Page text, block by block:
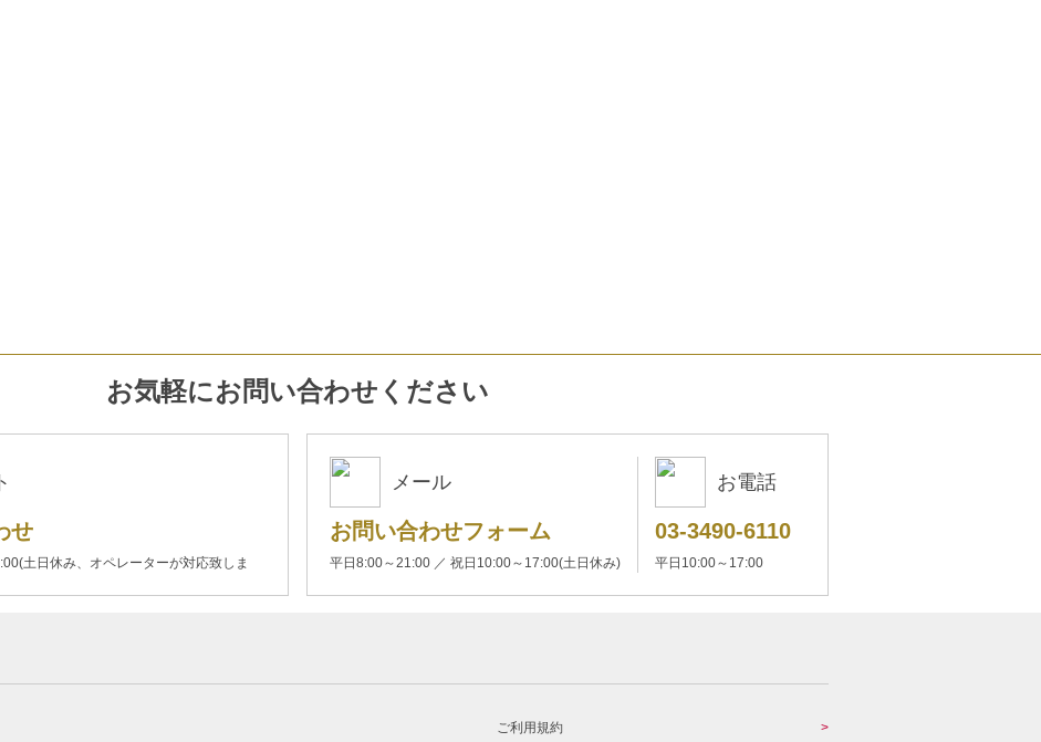
お気軽にお問い合わせください
せ
土日休み、オペレーターが対応致しま
メール
お問い合わせフォーム
平日8:00～21:00 ／ 祝日10:00～17:00(土日休み)
お電話
03-3490-6110
平日10:00～17:00
ご利用規約